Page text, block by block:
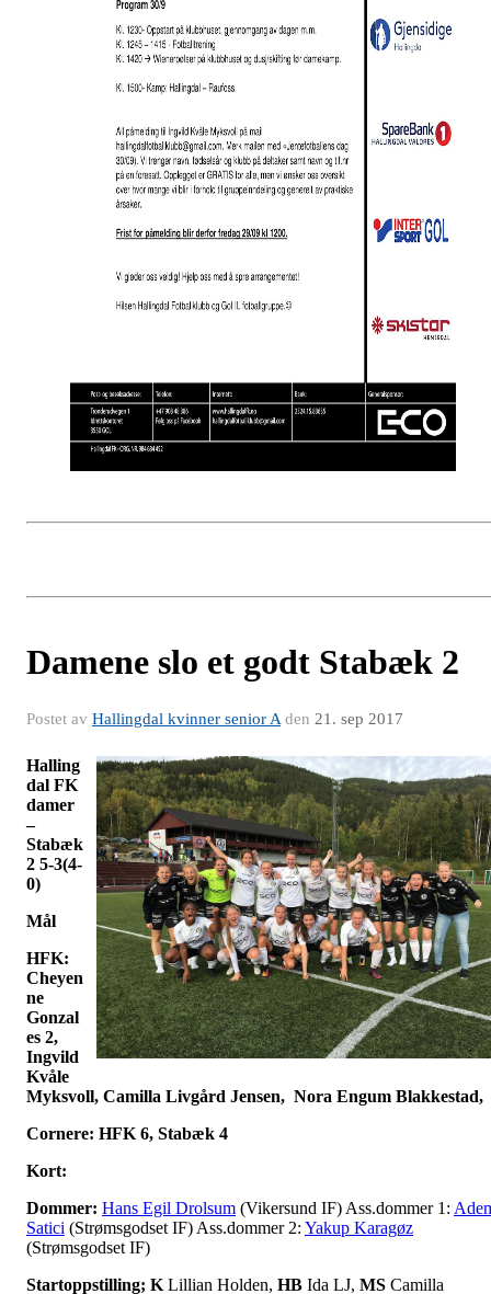
Damene slo et godt Stabæk 2
Postet av Hallingdal kvinner senior A den 21. sep 2017
Halling
dal FK
damer
–
Stabæk
2 5-3(4-
0)
Mål
HFK:
Cheyen
ne
Gonzal
es 2,
Ingvild
Kvåle
Myksvoll, Camilla Livgård Jensen, Nora Engum Blakkestad,
Cornere: HFK 6, Stabæk 4
Kort:
Dommer: Hans Egil Drolsum (Vikersund IF) Ass.dommer 1:
Satici (Strømsgodset IF) Ass.dommer 2: Yakup Karagøz
(Strømsgodset IF)
Startoppstilling; K Lillian Holden, HB Ida LJ, MS Camilla